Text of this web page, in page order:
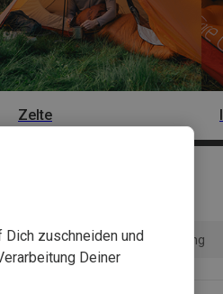
Zelte
Sortierung
zuschneiden und
Deiner